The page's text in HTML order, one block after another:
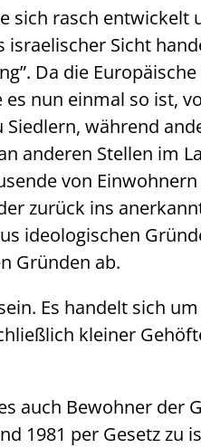
sich rasch entwickelt
Sicht
Da die
nun einmal so ist,
während
anderen Stellen im
von
zurück ins
ideologischen
Gründen ab.
Es handelt sich
kleiner
auch Bewohner der
1981 per Gesetz zu